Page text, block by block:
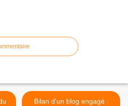
Bilan d'un blog engagé :